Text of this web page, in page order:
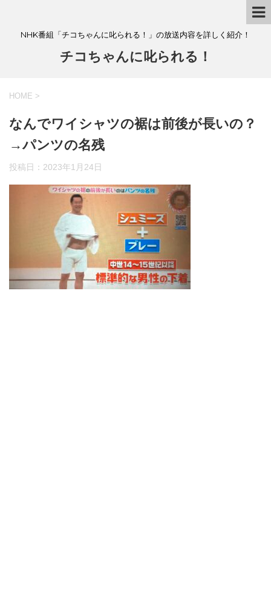
NHK番組「チコちゃんに叱られる！」の放送内容を詳しく紹介！
チコちゃんに叱られる！
HOME >
なんでワイシャツの裾は前後が長いの？
→パンツの名残
投稿日： 2023年1月24日